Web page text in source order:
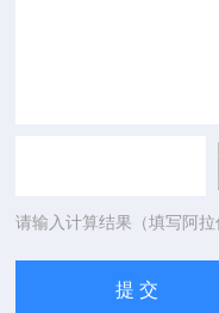
请输入计算结果（填写阿